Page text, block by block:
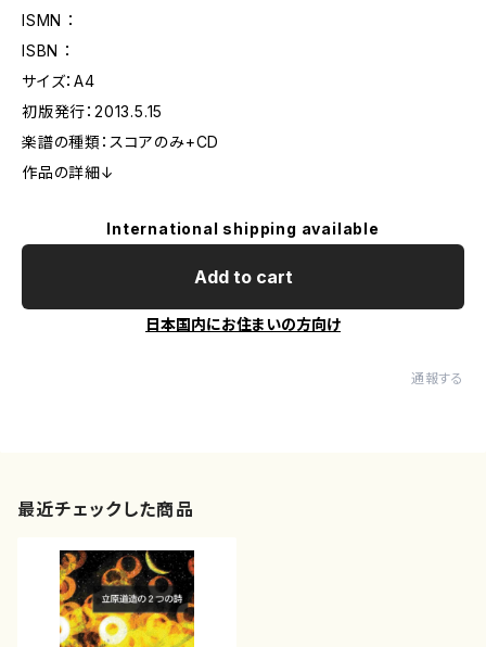
ISMN ：
ISBN ：
サイズ：A4
初版発行：2013.5.15
楽譜の種類：スコアのみ+CD
作品の詳細↓
International shipping available
Add to cart
日本国内にお住まいの方向け
通報する
最近チェックした商品